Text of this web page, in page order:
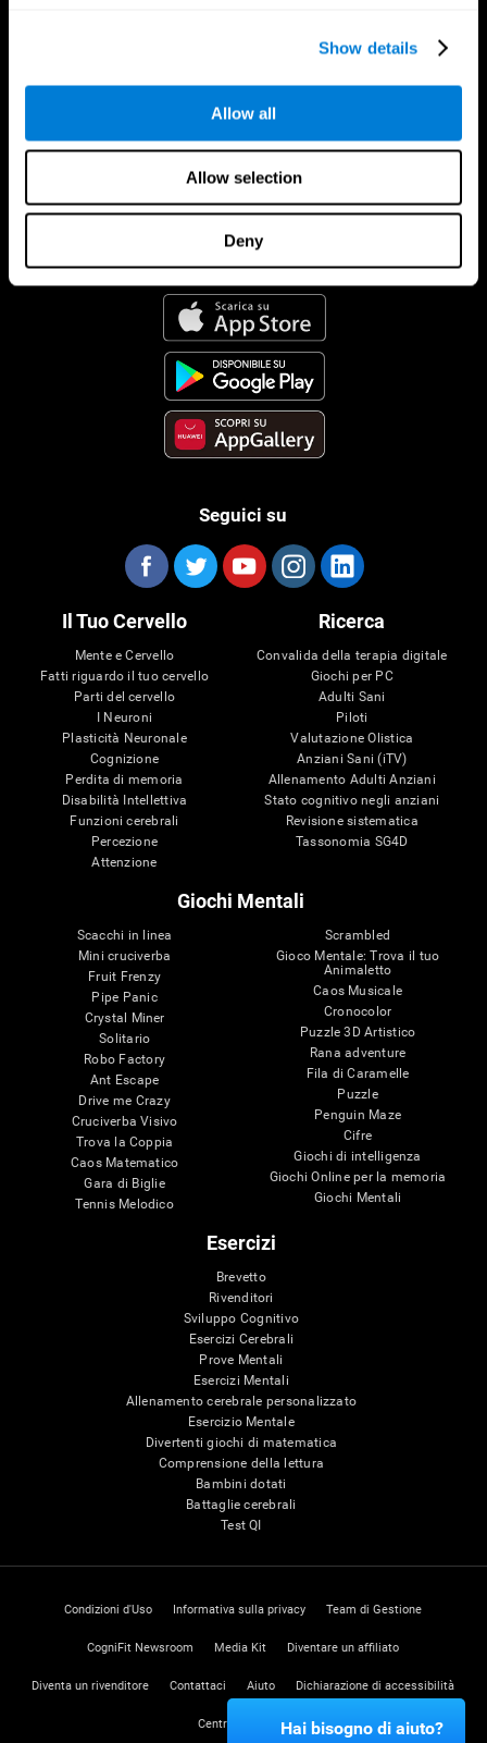
Show details
Allow all
Allow selection
Deny
App Di CogniFit
Seguici su
Il Tuo Cervello
Mente e Cervello
Fatti riguardo il tuo cervello
Parti del cervello
I Neuroni
Plasticità Neuronale
Cognizione
Perdita di memoria
Disabilità Intellettiva
Funzioni cerebrali
Percezione
Attenzione
Ricerca
Convalida della terapia digitale
Giochi per PC
Adulti Sani
Piloti
Valutazione Olistica
Anziani Sani (iTV)
Allenamento Adulti Anziani
Stato cognitivo negli anziani
Revisione sistematica
Tassonomia SG4D
Giochi Mentali
Scacchi in linea
Mini cruciverba
Fruit Frenzy
Pipe Panic
Crystal Miner
Solitario
Robo Factory
Ant Escape
Drive me Crazy
Cruciverba Visivo
Trova la Coppia
Caos Matematico
Gara di Biglie
Tennis Melodico
Scrambled
Gioco Mentale: Trova il tuo
Animaletto
Caos Musicale
Cronocolor
Puzzle 3D Artistico
Rana adventure
Fila di Caramelle
Puzzle
Penguin Maze
Cifre
Giochi di intelligenza
Giochi Online per la memoria
Giochi Mentali
Esercizi
Brevetto
Rivenditori
Sviluppo Cognitivo
Esercizi Cerebrali
Prove Mentali
Esercizi Mentali
Allenamento cerebrale personalizzato
Esercizio Mentale
Divertenti giochi di matematica
Comprensione della lettura
Bambini dotati
Battaglie cerebrali
Test QI
Condizioni d'Uso Informativa sulla privacy Team di Gestione
CogniFit Newsroom Media Kit Diventare un affiliato
Diventa un rivenditore Contattaci Aiuto Dichiarazione di accessibilità
Centro di FiduciaHai bisogno di aiuto?